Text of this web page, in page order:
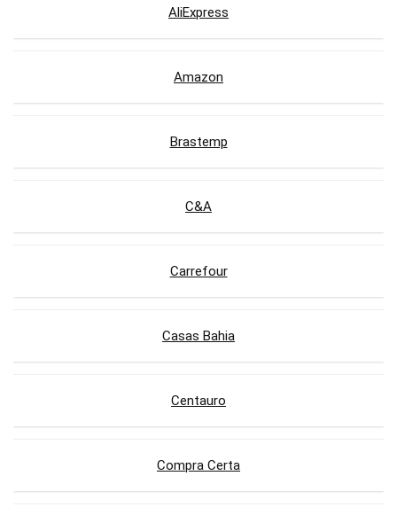
AliExpress
Amazon
Brastemp
C&A
Carrefour
Casas Bahia
Centauro
Compra Certa